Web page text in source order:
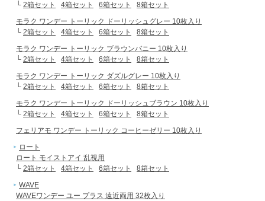
└ 2箱セット 4箱セット 6箱セット
8箱セット
モラク ワンデー トーリック ドーリッシュグレー 10枚入り
└ 2箱セット 4箱セット 6箱セット
8箱セット
モラク ワンデー トーリック ブラウンバニー 10枚入り
└ 2箱セット 4箱セット 6箱セット
8箱セット
モラク ワンデー トーリック ダズルグレー 10枚入り
└ 2箱セット 4箱セット 6箱セット
8箱セット
モラク ワンデー トーリック ドーリッシュブラウン 10枚入り
└ 2箱セット 4箱セット 6箱セット
8箱セット
フェリアモ ワンデー トーリック コーヒーゼリー 10枚入り
ロート
ロート モイストアイ 乱視用
└ 2箱セット 4箱セット 6箱セット
8箱セット
WAVE
WAVEワンデー ユー プラス 遠近両用 32枚入り